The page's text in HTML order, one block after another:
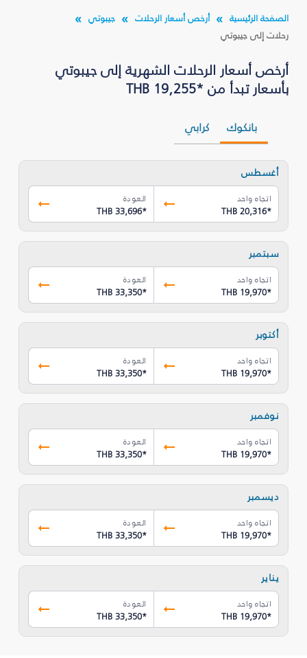
الصفحة الرئيسية أرخص أسعار الرحلات
جيبوتي
رحلات إلى جيبوتي
أرخص أسعار الرحلات الشهرية إلى جيبوتي
بأسعار تبدأ من *THB 19,255
بانكوك كرابي
أغسطس
اتجاه واحد
THB 20,316*
العودة
THB 33,696*
سبتمبر
اتجاه واحد
THB 19,970*
العودة
THB 33,350*
أكتوبر
اتجاه واحد
THB 19,970*
العودة
THB 33,350*
نوفمبر
اتجاه واحد
THB 19,970*
العودة
THB 33,350*
ديسمبر
اتجاه واحد
THB 19,970*
العودة
THB 33,350*
يناير
اتجاه واحد
THB 19,970*
العودة
THB 33,350*